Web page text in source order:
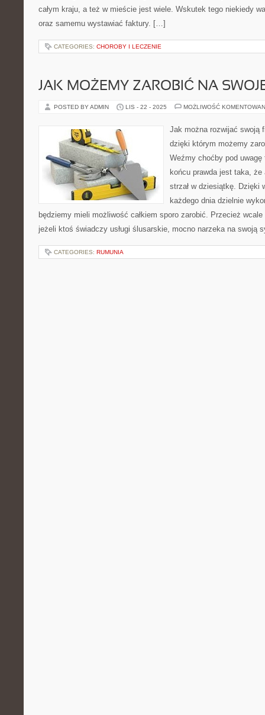
całym kraju, a też w mieście jest wiele. Wskutek tego niekiedy
oraz samemu wystawiać faktury. […]
CATEGORIES: CHOROBY I LECZENIE
JAK MOŻEMY ZAROBIĆ NA
POSTED BY ADMIN LIS - 22 - 2025 MOŻLIWOŚĆ
Jak można rozwijać swoją
dzięki którym możemy
Weźmy choćby pod
końcu prawda jest taka,
strzał w dziesiątkę. Dzięki
każdego dnia dzielnie
będziemy mieli możliwość całkiem sporo zarobić. Przecież
jeżeli ktoś świadczy usługi ślusarskie, mocno narzeka na swoją
CATEGORIES: RUMUNIA